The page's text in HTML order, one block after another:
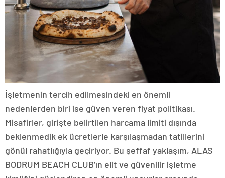
İşletmenin tercih edilmesindeki en önemli
nedenlerden biri ise güven veren fiyat politikası.
Misafirler, girişte belirtilen harcama limiti dışında
beklenmedik ek ücretlerle karşılaşmadan tatillerini
gönül rahatlığıyla geçiriyor. Bu şeffaf yaklaşım, ALAS
BODRUM BEACH CLUB’ın elit ve güvenilir işletme